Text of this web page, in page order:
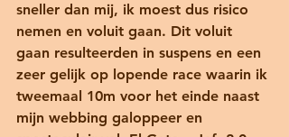
sneller dan mij, ik moest dus risico
nemen en voluit gaan. Dit voluit
gaan resulteerden in suspens en een
zeer gelijk op lopende race waarin ik
tweemaal 10m voor het einde naast
mijn webbing galoppeer en